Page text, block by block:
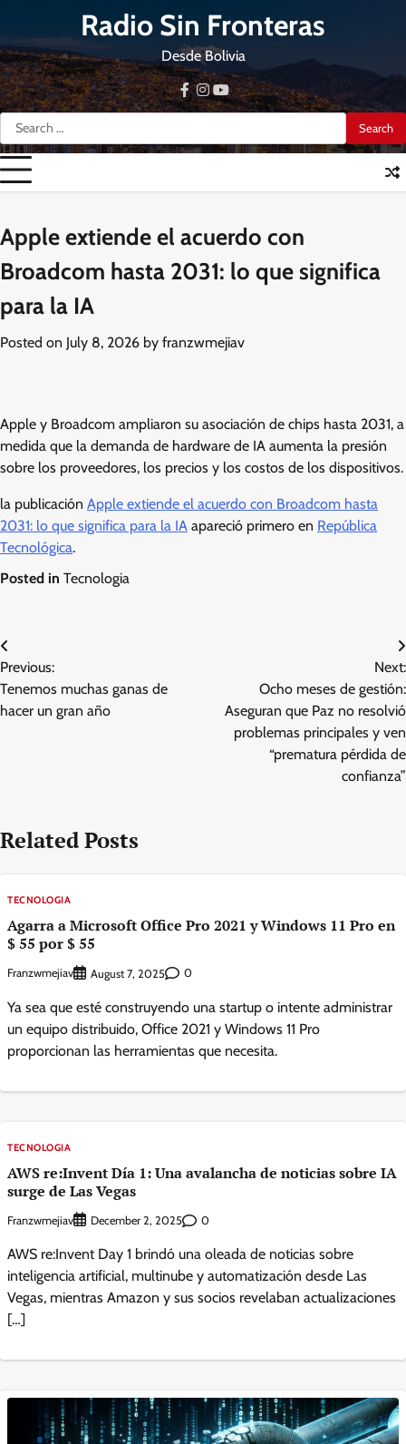
content
Radio Sin Fronteras
Desde Bolivia
Search
for:
facebook
instagram
youtube
Apple extiende el acuerdo con
Broadcom hasta 2031: lo que significa
para la IA
Posted on July 8, 2026 by franzwmejiav
Apple y Broadcom ampliaron su asociación de chips hasta 2031, a
medida que la demanda de hardware de IA aumenta la presión
sobre los proveedores, los precios y los costos de los dispositivos.
la publicación Apple extiende el acuerdo con Broadcom hasta
2031: lo que significa para la IA apareció primero en República
Tecnológica.
Posted in Tecnologia
Post
navigation
Previous:
Tenemos muchas ganas de
hacer un gran año
Next:
Ocho meses de gestión:
Aseguran que Paz no resolvió
problemas principales y ven
“prematura pérdida de
confianza”
Related Posts
TECNOLOGIA
Agarra a Microsoft Office Pro 2021 y Windows 11 Pro en
$ 55 por $ 55
Franzwmejiav August 7, 2025 0
Ya sea que esté construyendo una startup o intente administrar
un equipo distribuido, Office 2021 y Windows 11 Pro
proporcionan las herramientas que necesita.
TECNOLOGIA
AWS re:Invent Día 1: Una avalancha de noticias sobre IA
surge de Las Vegas
Franzwmejiav December 2, 2025 0
AWS re:Invent Day 1 brindó una oleada de noticias sobre
inteligencia artificial, multinube y automatización desde Las
Vegas, mientras Amazon y sus socios revelaban actualizaciones
[…]